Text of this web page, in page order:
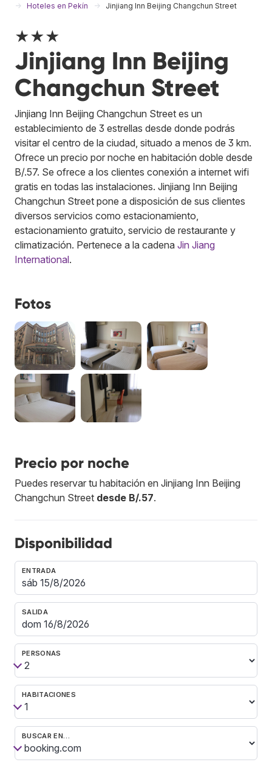
Hoteles en Pekín
Jinjiang Inn Beijing Changchun Street
★★★
Jinjiang Inn Beijing
Changchun Street
Jinjiang Inn Beijing Changchun Street es un
establecimiento de 3 estrellas desde donde podrás
visitar el centro de la ciudad, situado a menos de 3 km.
Ofrece un precio por noche en habitación doble desde
B/.57. Se ofrece a los clientes conexión a internet wifi
gratis en todas las instalaciones. Jinjiang Inn Beijing
Changchun Street pone a disposición de sus clientes
diversos servicios como estacionamiento,
estacionamiento gratuito, servicio de restaurante y
climatización. Pertenece a la cadena Jin Jiang
International.
Fotos
Precio por noche
Puedes reservar tu habitación en Jinjiang Inn Beijing
Changchun Street desde B/.57.
Disponibilidad
ENTRADA
SALIDA
PERSONAS
HABITACIONES
BUSCAR EN…